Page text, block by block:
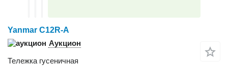
Yanmar C12R-A
Аукцион
Тележка гусеничная